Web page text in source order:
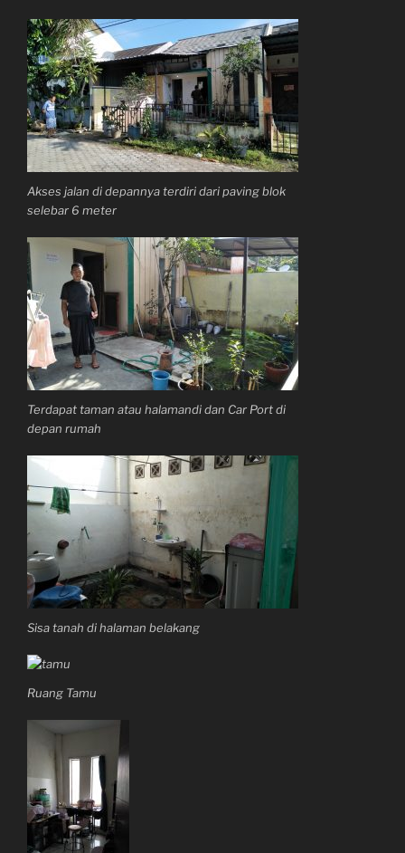
Akses jalan di depannya terdiri dari paving blok
selebar 6 meter
Terdapat taman atau halamandi dan Car Port di
depan rumah
Sisa tanah di halaman belakang
Ruang Tamu